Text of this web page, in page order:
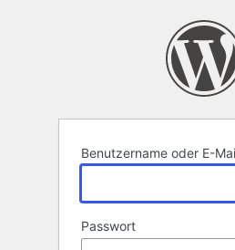
Benutzername oder E-
Passwort